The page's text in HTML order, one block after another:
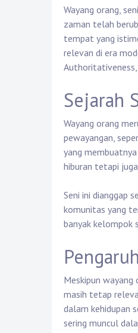
Wayang orang,
zaman telah
tempat yang
relevan di era
Sejarah
Wayang orang
pewayangan,
yang
hiburan tetapi
Seni ini dianggap
komunitas yang
banyak kelompok
Meskipun
masih tetap
dalam kehidupan
sering muncul